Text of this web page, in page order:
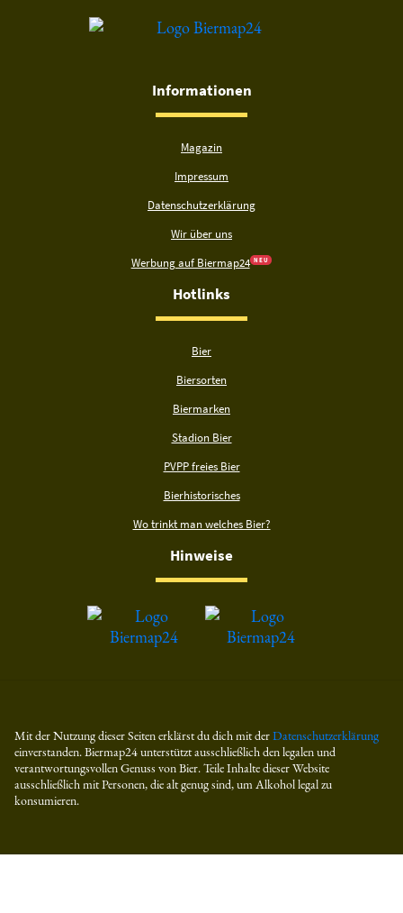
Informationen
Magazin
Impressum
Datenschutzerklärung
Wir über uns
Werbung auf Biermap24 N E U
Hotlinks
Bier
Biersorten
Biermarken
Stadion Bier
PVPP freies Bier
Bierhistorisches
Wo trinkt man welches Bier?
Hinweise
Mit der Nutzung dieser Seiten erklärst du dich mit derDatenschutzerklärung
einverstanden. Biermap24 unterstützt ausschließlich den legalen und
verantwortungsvollen Genuss von Bier. Teile Inhalte dieser Website
ausschließlich mit Personen, die alt genug sind, um Alkohol legal zu
konsumieren.